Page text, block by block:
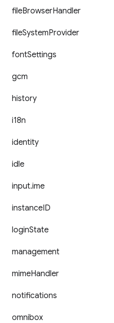
fileBrowserHandler
fileSystemProvider
fontSettings
gcm
history
i18n
identity
idle
input.ime
instanceID
loginState
management
mimeHandler
notifications
omnibox